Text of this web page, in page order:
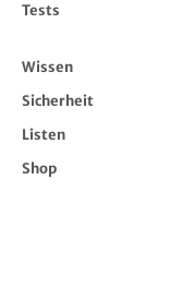
Tests
Wissen
Sicherheit
Listen
Shop